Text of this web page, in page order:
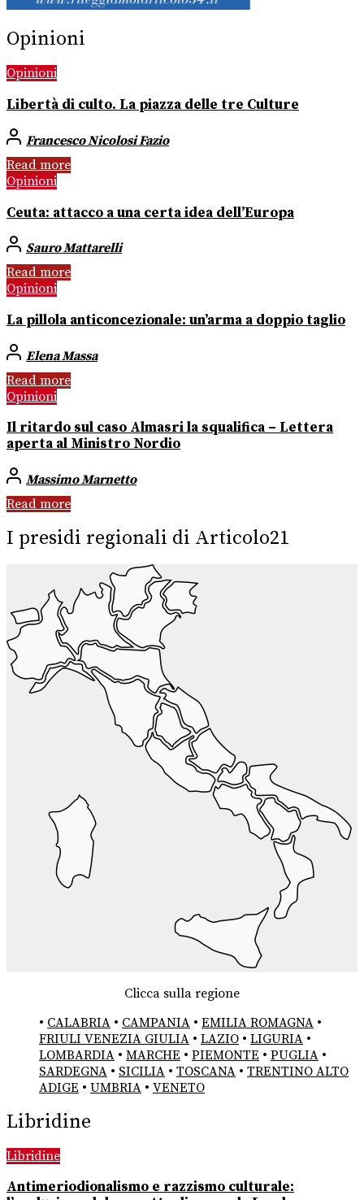
Opinioni
Opinioni
Libertà di culto. La piazza delle tre Culture
Francesco Nicolosi Fazio
Read more
Opinioni
Ceuta: attacco a una certa idea dell’Europa
Sauro Mattarelli
Read more
Opinioni
La pillola anticoncezionale: un’arma a doppio taglio
Elena Massa
Read more
Opinioni
Il ritardo sul caso Almasri la squalifica – Lettera
aperta al Ministro Nordio
Massimo Marnetto
Read more
I presidi regionali di Articolo21
Clicca sulla regione
• CALABRIA • CAMPANIA • EMILIA ROMAGNA •
FRIULI VENEZIA GIULIA • LAZIO • LIGURIA •
LOMBARDIA • MARCHE • PIEMONTE • PUGLIA •
SARDEGNA • SICILIA • TOSCANA • TRENTINO ALTO
ADIGE • UMBRIA • VENETO
Libridine
Libridine
Antimeriodionalismo e razzismo culturale: